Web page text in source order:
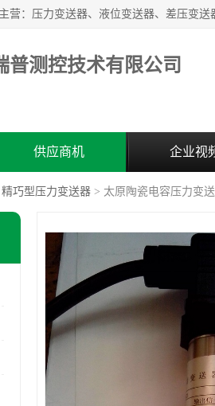
普测控技术有限公司
供应商机 企业视
精巧型压力变送器 > 太原陶瓷电容压力变